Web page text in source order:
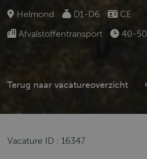
Helmond D1-D6
CE
Afvalstoffentransport
40-50
Terug naar vacatureoverzicht
Vacature ID : 16347